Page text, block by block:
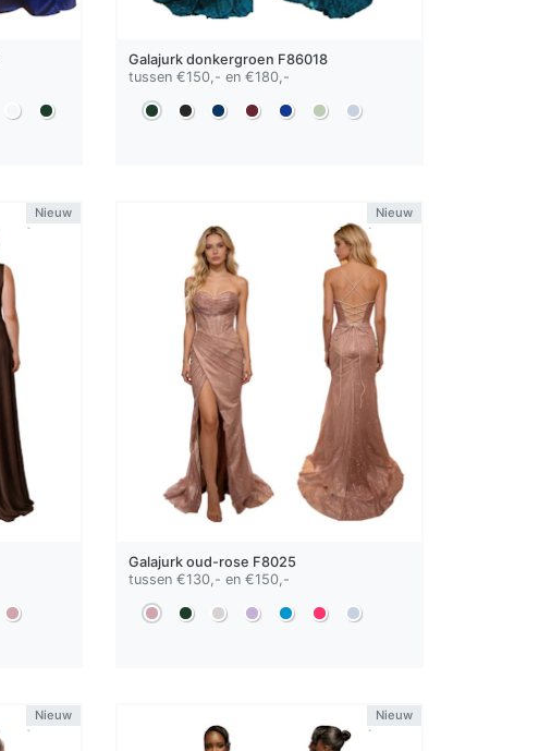
Galajurkdonkergroen F86018
tussen €150,- en €180,-
Nieuw Nieuw
Galajurkoud-rose F8025
tussen €130,- en €150,-
Nieuw Nieuw